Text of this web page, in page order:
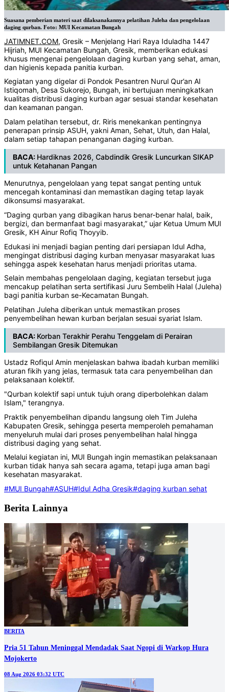
Suasana pemberian materi saat dilaksanakannya pelatihan Juleha dan pengelolaan
daging qurban. Foto: MUI Kecamatan Bungah
JATIMNET.COM, Gresik – Menjelang Hari Raya Iduladha 1447
Hijriah, MUI Kecamatan Bungah, Gresik, memberikan edukasi
khusus mengenai pengelolaan daging kurban yang sehat, aman,
dan higienis kepada panitia kurban.
Kegiatan yang digelar di Pondok Pesantren Nurul Qur’an Al
Istiqomah, Desa Sukorejo, Bungah, ini bertujuan meningkatkan
kualitas distribusi daging kurban agar sesuai standar kesehatan
dan keamanan pangan.
Dalam pelatihan tersebut, dr. Riris menekankan pentingnya
penerapan prinsip ASUH, yakni Aman, Sehat, Utuh, dan Halal,
dalam setiap tahapan penanganan daging kurban.
BACA: Hardiknas 2026, Cabdindik Gresik Luncurkan SIKAP
untuk Ketahanan Pangan
Menurutnya, pengelolaan yang tepat sangat penting untuk
mencegah kontaminasi dan memastikan daging tetap layak
dikonsumsi masyarakat.
“Daging qurban yang dibagikan harus benar-benar halal, baik,
bergizi, dan bermanfaat bagi masyarakat,” ujar Ketua Umum MUI
Gresik, KH Ainur Rofiq Thoyyib.
Edukasi ini menjadi bagian penting dari persiapan Idul Adha,
mengingat distribusi daging kurban menyasar masyarakat luas
sehingga aspek kesehatan harus menjadi prioritas utama.
Selain membahas pengelolaan daging, kegiatan tersebut juga
mencakup pelatihan serta sertifikasi Juru Sembelih Halal (Juleha)
bagi panitia kurban se-Kecamatan Bungah.
Pelatihan Juleha diberikan untuk memastikan proses
penyembelihan hewan kurban berjalan sesuai syariat Islam.
BACA: Korban Terakhir Perahu Tenggelam di Perairan
Sembilangan Gresik Ditemukan
Ustadz Rofiqul Amin menjelaskan bahwa ibadah kurban memiliki
aturan fikih yang jelas, termasuk tata cara penyembelihan dan
pelaksanaan kolektif.
"Qurban kolektif sapi untuk tujuh orang diperbolehkan dalam
Islam," terangnya.
Praktik penyembelihan dipandu langsung oleh Tim Juleha
Kabupaten Gresik, sehingga peserta memperoleh pemahaman
menyeluruh mulai dari proses penyembelihan halal hingga
distribusi daging yang sehat.
Melalui kegiatan ini, MUI Bungah ingin memastikan pelaksanaan
kurban tidak hanya sah secara agama, tetapi juga aman bagi
kesehatan masyarakat.
#MUI Bungah#ASUH#Idul Adha Gresik#daging kurban sehat
Berita Lainnya
BERITA
Pria 51 Tahun Meninggal Mendadak Saat Ngopi di Warkop Hura
Mojokerto
08 Aug 2026 03:32 UTC